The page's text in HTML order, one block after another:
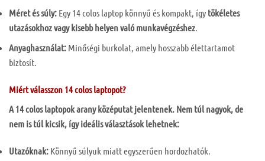
Méret és súly: Egy 14 colos laptop könnyű és kompakt, így tökéletes
utazásokhoz vagy kisebb helyen való munkavégzéshez
Anyaghasználat: Minőségi burkolat, amely hosszabb élettartamot
biztosít.
Miért válasszon 14 colos laptopot?
A 14 colos laptopok arany középutat jelentenek. Nem túl nagyok, de
nem is túl kicsik, így ideális választások lehetnek:
Utazóknak: Könnyű súlyuk miatt egyszerűen hordozhatók.